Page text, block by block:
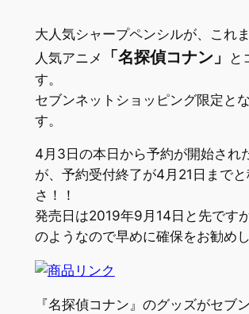
大人気シャープペンシルが、これ
人気アニメ
「名探偵コナン」
と
す。
セブンネットショッピング限定 と
す。
4月3日の本日から予約が開始され
が、 予約受付終了が4月21日まで
さ！！
発売日は2019年9月14日と先です
のようなので早めに確保をお勧めし
『名探偵コナン』のグッズがセブ